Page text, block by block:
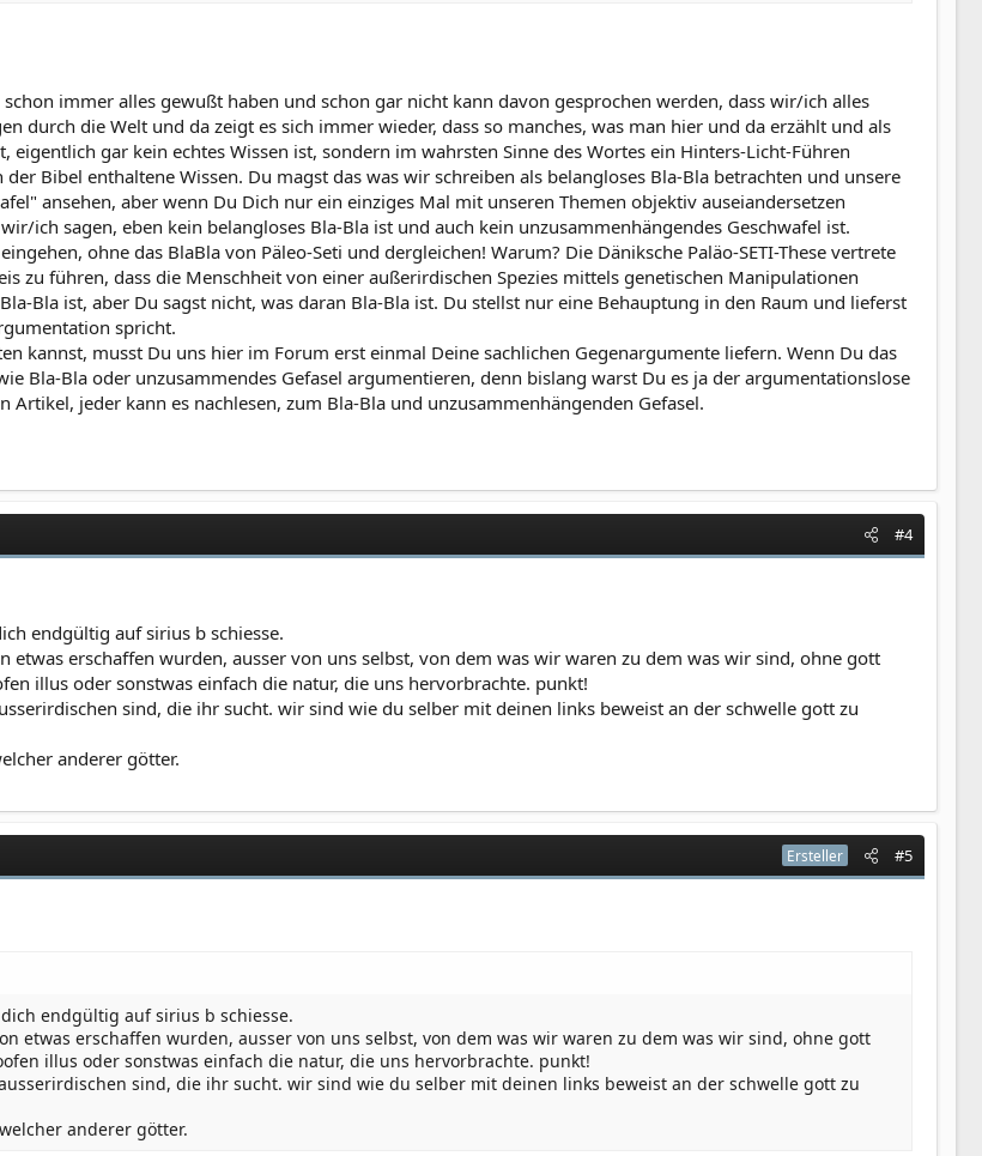
immer alles gewußt haben und schon gar nicht kann davon gesprochen werden, dass wir/ich alles
durch die Welt und da zeigt es sich immer wieder, dass so manches, was man hier und da erzählt und als
eigentlich gar kein echtes Wissen ist, sondern im wahrsten Sinne des Wortes ein Hinters-Licht-Führen
Bibel enthaltene Wissen. Du magst das was wir schreiben als belangloses Bla-Bla betrachten und unsere
ansehen, aber wenn Du Dich nur ein einziges Mal mit unseren Themen objektiv auseiandersetzen
ich sagen, eben kein belangloses Bla-Bla ist und auch kein unzusammenhängendes Geschwafel ist.
ohne das BlaBla von Päleo-Seti und dergleichen! Warum? Die Däniksche Paläo-SETI-These vertrete
zu führen, dass die Menschheit von einer außerirdischen Spezies mittels genetischen Manipulationen
Bla ist, aber Du sagst nicht, was daran Bla-Bla ist. Du stellst nur eine Behauptung in den Raum und lieferst
spricht.
kannst, musst Du uns hier im Forum erst einmal Deine sachlichen Gegenargumente liefern. Wenn Du das
Bla-Bla oder unzusammendes Gefasel argumentieren, denn bislang warst Du es ja der argumentationslose
jeder kann es nachlesen, zum Bla-Bla und unzusammenhängenden Gefasel.
#4
endgültig auf sirius b schiesse.
etwas erschaffen wurden, ausser von uns selbst, von dem was wir waren zu dem was wir sind, ohne gott
illus oder sonstwas einfach die natur, die uns hervorbrachte. punkt!
sind, die ihr sucht. wir sind wie du selber mit deinen links beweist an der schwelle gott zu
anderer götter.
Ersteller #5
endgültig auf sirius b schiesse.
etwas erschaffen wurden, ausser von uns selbst, von dem was wir waren zu dem was wir sind, ohne gott
illus oder sonstwas einfach die natur, die uns hervorbrachte. punkt!
sind, die ihr sucht. wir sind wie du selber mit deinen links beweist an der schwelle gott zu
anderer götter.